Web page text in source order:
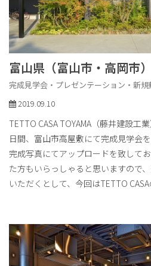
富山県（富山市・高岡市
完成見学会・プレゼンテーション・新
2019.09.10
TETTO CASA TOYAMA（藤井建設工
日間、富山市高屋敷にて完成見学会
完成写真にてアップロードを致して
た方もいらっしゃると思いますので
いただくとして、今回はTETTO